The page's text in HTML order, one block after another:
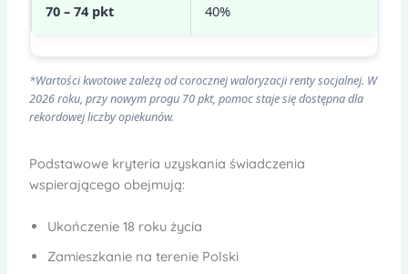
70 – 74 pkt 40%
*Wartości kwotowe zależą od corocznej waloryzacji renty socjalnej. W
2026 roku, przy nowym progu 70 pkt, pomoc staje się dostępna dla
rekordowej liczby opiekunów.
Podstawowe kryteria uzyskania świadczenia
wspierającego obejmują:
Ukończenie 18 roku życia
Zamieszkanie na terenie Polski